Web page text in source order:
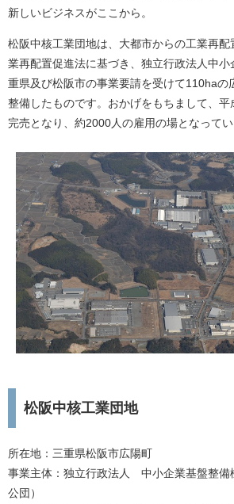
新しいビジネスがここから。
松阪中核工業団地は、大都市からの工業再
業再配置促進法に基づき、独立行政法人中
重県及び松阪市の事業要請を受けて110haの
整備したものです。おかげをもちまして、
完売となり、約2000人の雇用の場となってい
松阪中核工業団地
所在地：三重県松阪市広陽町
事業主体：独立行政法人 中小企業基盤整備
公団）